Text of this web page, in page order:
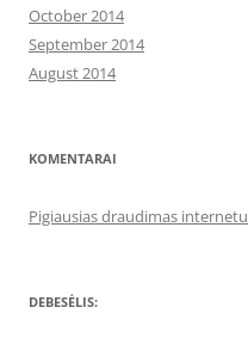
October 2014
September 2014
August 2014
KOMENTARAI
Pigiausias draudimas internetu
DEBESĖLIS: